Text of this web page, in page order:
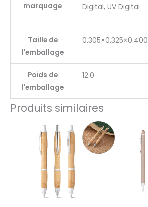
marquage
Digital, UV Digital
Taille de
l'emballage
0.305×0.325×0.400
Poids de
l'emballage
12.0
Produits similaires